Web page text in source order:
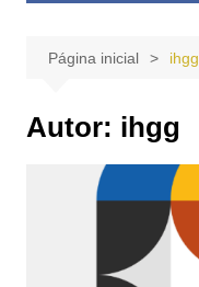
Página inicial ihgg
Autor: ihgg